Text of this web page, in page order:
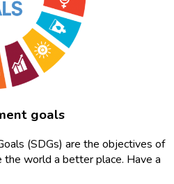
goals
(SDGs) are the objectives of
world a better place. Have a